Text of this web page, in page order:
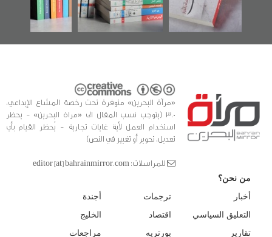
«مرآة البحرين» متوفرة تحت رخصة المشاع الإبداعي،
3.0 (يتوجب نسب المقال الى «مراة البحرين» - يحظر
استخدام العمل لأية غايات تجارية - يُحظر القيام بأي
تعديل، تحوير أو تغيير في النص)
للمراسلات: editor [at] bahrainmirror.com
من نحن؟
أخبار
التعليق السياسي
تقارير
ترجمات
اقتصاد
بورتريه
أجندة
الخليج
مراجعات